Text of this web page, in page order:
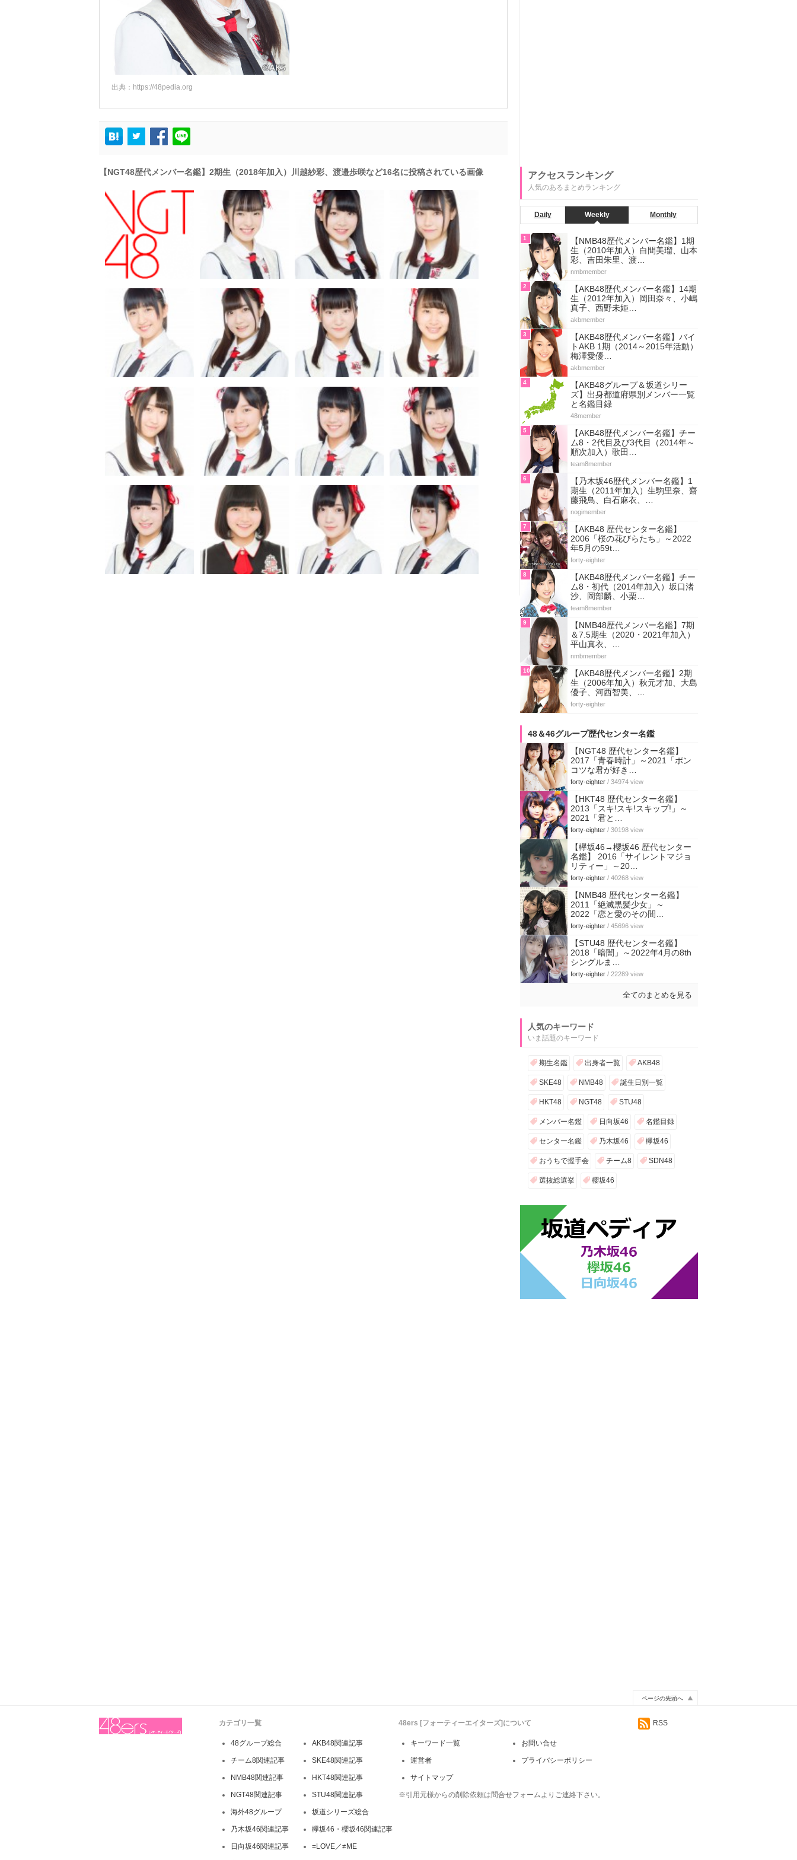
出典： https://48pedia.org
【NGT48歴代メンバー名鑑】2期生（2018年加入）川越紗彩、渡邉歩咲など16名に投稿されている画像 アクセスランキング
人気のあるまとめランキング
Daily Weekly Monthly
1
【NMB48歴代メンバー名鑑】1期
生（2010年加入）白間美瑠、山本
彩、吉田朱里、渡…
nmbmember
2
【AKB48歴代メンバー名鑑】14期
生（2012年加入）岡田奈々、小嶋
真子、西野未姫…
akbmember
3
【AKB48歴代メンバー名鑑】バイ
トAKB 1期（2014～2015年活動）
梅澤愛優…
akbmember
4
【AKB48グループ＆坂道シリー
ズ】出身都道府県別メンバー一覧
と名鑑目録
48member
5
【AKB48歴代メンバー名鑑】チー
ム8・2代目及び3代目（2014年～
順次加入）歌田…
team8member
6
【乃木坂46歴代メンバー名鑑】1
期生（2011年加入）生駒里奈、齋
藤飛鳥、白石麻衣、…
nogimember
7
【AKB48 歴代センター名鑑】
2006「桜の花びらたち」～2022
年5月の59t…
forty-eighter
8
【AKB48歴代メンバー名鑑】チー
ム8・初代（2014年加入）坂口渚
沙、岡部麟、小栗…
team8member
9
【NMB48歴代メンバー名鑑】7期
＆7.5期生（2020・2021年加入）
平山真衣、…
nmbmember
10
【AKB48歴代メンバー名鑑】2期
生（2006年加入）秋元才加、大島
優子、河西智美、…
forty-eighter
48＆46グループ歴代センター名鑑
【NGT48 歴代センター名鑑】
2017「青春時計」～2021「ポン
コツな君が好き…
forty-eighter / 34974 view
【HKT48 歴代センター名鑑】
2013「スキ!スキ!スキップ!」～
2021「君と…
forty-eighter / 30198 view
【欅坂46→櫻坂46 歴代センター
名鑑】 2016「サイレントマジョ
リティー」～20…
forty-eighter / 40268 view
【NMB48 歴代センター名鑑】
2011「絶滅黒髪少女」～
2022「恋と愛のその間…
forty-eighter / 45696 view
【STU48 歴代センター名鑑】
2018「暗闇」～2022年4月の8th
シングルま…
forty-eighter / 22289 view
全てのまとめを見る
人気のキーワード
いま話題のキーワード
期生名鑑 出身者一覧 AKB48
SKE48 NMB48 誕生日別一覧
HKT48 NGT48 STU48
メンバー名鑑 日向坂46 名鑑目録
センター名鑑 乃木坂46 欅坂46
おうちで握手会 チーム8 SDN48
選抜総選挙 櫻坂46
ページの先頭へ
カテゴリ一覧
48グループ総合 AKB48関連記事
チーム8関連記事 SKE48関連記事
NMB48関連記事 HKT48関連記事
NGT48関連記事 STU48関連記事
海外48グループ 坂道シリーズ総合
乃木坂46関連記事 欅坂46・櫻坂46関連記事
日向坂46関連記事 =LOVE／≠ME
48ers [フォーティーエイターズ]について
キーワード一覧 お問い合せ
運営者 プライバシーポリシー
サイトマップ
※引用元様からの削除依頼は問合せフォームよりご連絡下さい。
RSS